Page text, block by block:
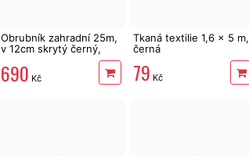
Obrubník zahradní 25m,
v 12cm skrytý černý,
690 Kč
Tkaná textilie 1,6 x 5 m,
černá
79 Kč